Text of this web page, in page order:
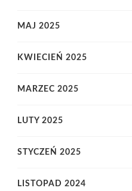
MAJ 2025
KWIECIEŃ 2025
MARZEC 2025
LUTY 2025
STYCZEŃ 2025
LISTOPAD 2024